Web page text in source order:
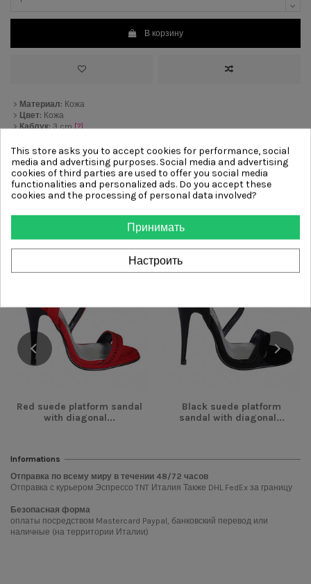
В корзину
> Материал: Кожа
> Цвет: Кожа
>Каблук:3 cm[?]
>Подошва:Резиновый
>Отделка: Ремешок
Other products from same
Red suede platform sandal
with diagonal...
Black suede platform
sandal with diagonal...
-62,00 €
Informations
Отправка по всему миру в течении 48/72 часов
Отправка с курьером Эспрессо TNT Италия Также DHL FedEx за границу
Безопасная форма
оплаты посредством Mastercard Paypal, банковский перевод или
наличные (на территории Италии)
This store asks you to accept cookies for performance, social
media and advertising purposes. Social media and advertising
cookies of third parties are used to offer you social media
functionalities and personalized ads. Do you accept these
cookies and the processing of personal data involved?
Принимать
Настроить